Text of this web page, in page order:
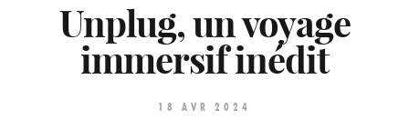
Unplug, un voyage
immersif inédit
18 AVR 2024